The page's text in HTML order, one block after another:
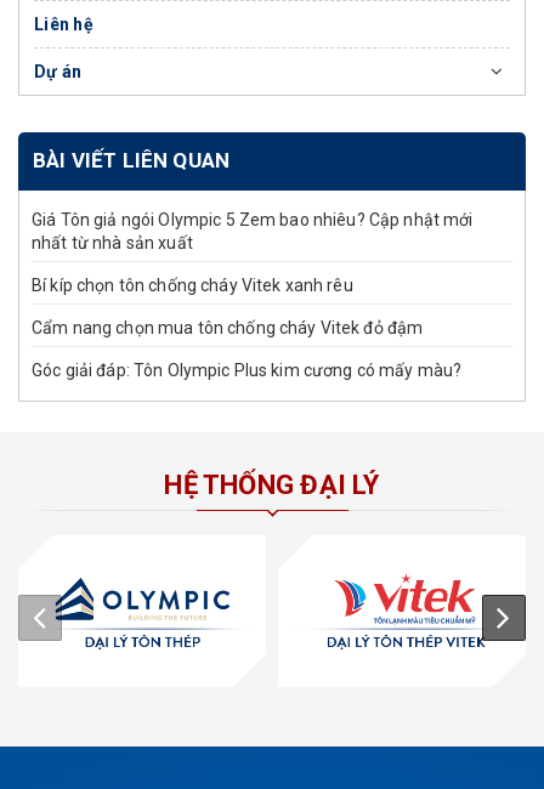
Liên hệ
Dự án
BÀI VIẾT LIÊN QUAN
Giá Tôn giả ngói Olympic 5 Zem bao nhiêu? Cập nhật mới
nhất từ nhà sản xuất
Bí kíp chọn tôn chống cháy Vitek xanh rêu
Cẩm nang chọn mua tôn chống cháy Vitek đỏ đậm
Góc giải đáp: Tôn Olympic Plus kim cương có mấy màu?
HỆ THỐNG ĐẠI LÝ